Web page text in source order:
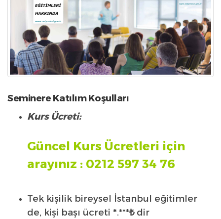
Seminere Katılım Koşulları
Kurs Ücreti:
Güncel Kurs Ücretleri için
arayınız : 0212 597 34 76
Tek kişilik bireysel İstanbul eğitimler
de, kişi başı ücreti *.***₺ dir